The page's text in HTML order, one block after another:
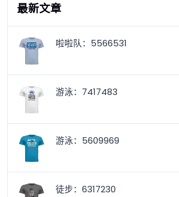
最新文章
啦啦队：5566531
游泳：7417483
游泳：5609969
徒步：6317230